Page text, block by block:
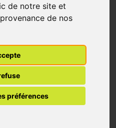
de notre site et
de nos
préférences